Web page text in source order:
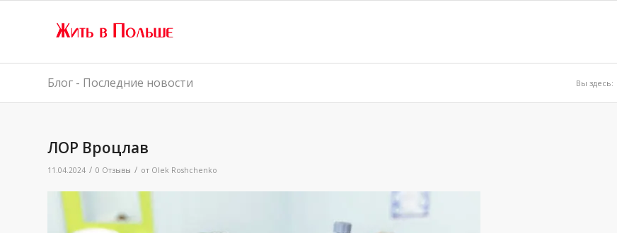
Блог - Последние новости Вы здесь:
ЛОР Вроцлав
11.04.2024 / 0 Отзывы / от Olek Roshchenko